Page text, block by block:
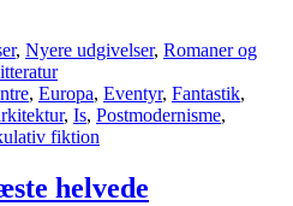
, Nyere udgivelser, Romaner og
, Europa, Eventyr, Fantastik,
, Is, Postmodernisme,
fiktion
helvede